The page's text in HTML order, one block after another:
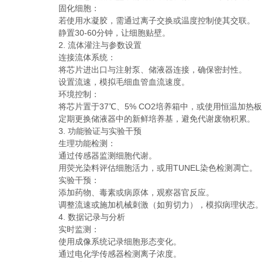
固化细胞：
若使用水凝胶，需通过离子交换或温度控制使其交联。
静置30-60分钟，让细胞贴壁。
2. 流体灌注与参数设置
连接流体系统：
将芯片进出口与注射泵、储液器连接，确保密封性。
设置流速，模拟毛细血管血流速度。
环境控制：
将芯片置于37℃、5% CO2培养箱中，或使用恒温加热板
定期更换储液器中的新鲜培养基，避免代谢废物积累。
3. 功能验证与实验干预
生理功能检测：
通过传感器监测细胞代谢。
用荧光染料评估细胞活力，或用TUNEL染色检测凋亡。
实验干预：
添加药物、毒素或病原体，观察器官反应。
调整流速或施加机械刺激（如剪切力），模拟病理状态。
4. 数据记录与分析
实时监测：
使用成像系统记录细胞形态变化。
通过电化学传感器检测离子浓度。